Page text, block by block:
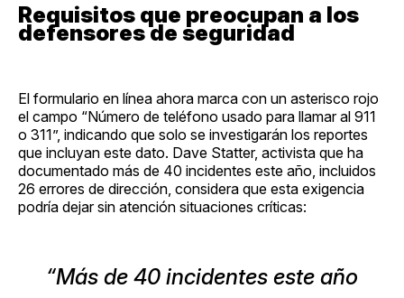
Requisitos que preocupan a los
defensores de seguridad
El formulario en línea ahora marca con un asterisco rojo
el campo “Número de teléfono usado para llamar al 911
o 311”, indicando que solo se investigarán los reportes
que incluyan este dato. Dave Statter, activista que ha
documentado más de 40 incidentes este año, incluidos
26 errores de dirección, considera que esta exigencia
podría dejar sin atención situaciones críticas:
“Más de 40 incidentes este año